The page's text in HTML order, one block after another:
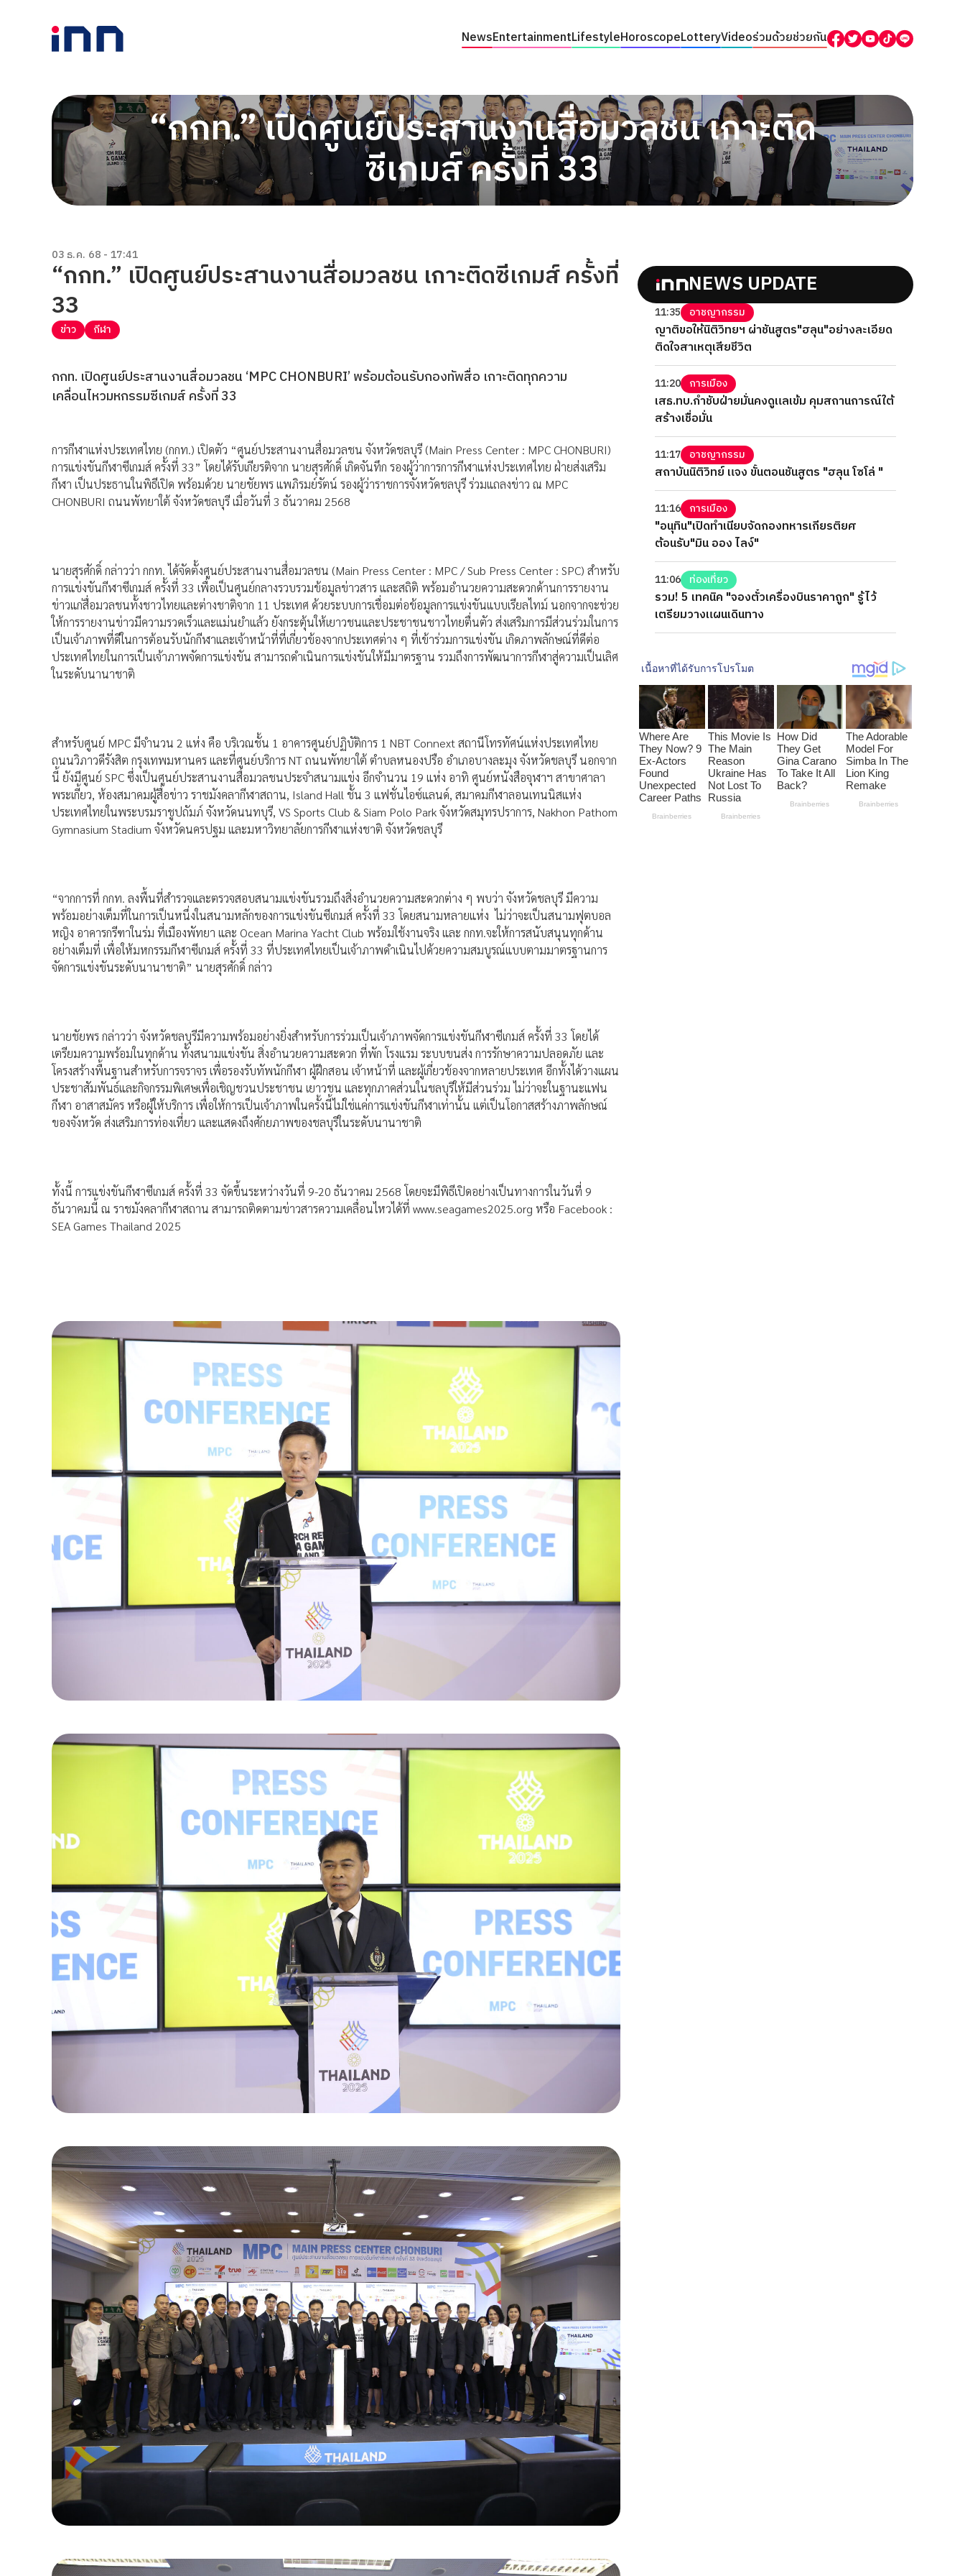
NewsEntertainmentLifestyleHoroscopeLotteryVideoร่วมด้วยช่วยกัน
“กกท.” เปิดศูนย์ประสานงานสื่อมวลชน เกาะติด
ซีเกมส์ ครั้งที่ 33
03 ธ.ค. 68 - 17:41
“กกท.” เปิดศูนย์ประสานงานสื่อมวลชน เกาะติดซีเกมส์ ครั้งที่
33
ข่าว กีฬา
กกท. เปิดศูนย์ประสานงานสื่อมวลชน ‘MPC CHONBURI’ พร้อมต้อนรับกองทัพสื่อ เกาะติดทุกความ
เคลื่อนไหวมหกรรมซีเกมส์ ครั้งที่ 33
การกีฬาแห่งประเทศไทย (กกท.) เปิดตัว “ศูนย์ประสานงานสื่อมวลชน จังหวัดชลบุรี (Main Press Center : MPC CHONBURI)
การแข่งขันกีฬาซีเกมส์ ครั้งที่ 33” โดยได้รับเกียรติจาก นายสุรศักดิ์ เกิดจันทึก รองผู้ว่าการการกีฬาแห่งประเทศไทย ฝ่ายส่งเสริม
กีฬา เป็นประธานในพิธีเปิด พร้อมด้วย นายชัยพร แพภิรมย์รัตน์ รองผู้ว่าราชการจังหวัดชลบุรี ร่วมแถลงข่าว ณ MPC
CHONBURI ถนนพัทยาใต้ จังหวัดชลบุรี เมื่อวันที่ 3 ธันวาคม 2568
นายสุรศักดิ์ กล่าวว่า กกท. ได้จัดตั้งศูนย์ประสานงานสื่อมวลชน (Main Press Center : MPC / Sub Press Center : SPC) สำหรับ
การแข่งขันกีฬาซีเกมส์ ครั้งที่ 33 เพื่อเป็นศูนย์กลางรวบรวมข้อมูลข่าวสาร และสถิติ พร้อมอำนวยความสะดวกด้านการรายงาน
ข่าวแก่สื่อมวลชนทั้งชาวไทยและต่างชาติจาก 11 ประเทศ ด้วยระบบการเชื่อมต่อข้อมูลการแข่งขันแบบเรียลไทม์ นอกจากจะช่วย
ให้การรายงานข่าวมีความรวดเร็วและแม่นยำแล้ว ยังกระตุ้นให้เยาวชนและประชาชนชาวไทยตื่นตัว ส่งเสริมการมีส่วนร่วมในการ
เป็นเจ้าภาพที่ดีในการต้อนรับนักกีฬาและเจ้าหน้าที่ที่เกี่ยวข้องจากประเทศต่าง ๆ ที่เข้าร่วมการแข่งขัน เกิดภาพลักษณ์ที่ดีต่อ
ประเทศไทยในการเป็นเจ้าภาพจัดการแข่งขัน สามารถดำเนินการแข่งขันให้มีมาตรฐาน รวมถึงการพัฒนาการกีฬาสู่ความเป็นเลิศ
ในระดับนานาชาติ
สำหรับศูนย์ MPC มีจำนวน 2 แห่ง คือ บริเวณชั้น 1 อาคารศูนย์ปฏิบัติการ 1 NBT Connext สถานีโทรทัศน์แห่งประเทศไทย
ถนนวิภาวดีรังสิต กรุงเทพมหานคร และที่ศูนย์บริการ NT ถนนพัทยาใต้ ตำบลหนองปรือ อำเภอบางละมุง จังหวัดชลบุรี นอกจาก
นี้ ยังมีศูนย์ SPC ซึ่งเป็นศูนย์ประสานงานสื่อมวลชนประจำสนามแข่ง อีกจำนวน 19 แห่ง อาทิ ศูนย์หนังสือจุฬาฯ สาขาศาลา
พระเกี้ยว, ห้องสมาคมผู้สื่อข่าว ราชมังคลากีฬาสถาน, Island Hall ชั้น 3 แฟชั่นไอซ์แลนด์, สมาคมกีฬาลอนเทนนิสแห่ง
ประเทศไทยในพระบรมราชูปถัมภ์ จังหวัดนนทบุรี, VS Sports Club & Siam Polo Park จังหวัดสมุทรปราการ, Nakhon Pathom
Gymnasium Stadium จังหวัดนครปฐม และมหาวิทยาลัยการกีฬาแห่งชาติ จังหวัดชลบุรี
“จากการที่ กกท. ลงพื้นที่สำรวจและตรวจสอบสนามแข่งขันรวมถึงสิ่งอำนวยความสะดวกต่าง ๆ พบว่า จังหวัดชลบุรี มีความ
พร้อมอย่างเต็มที่ในการเป็นหนึ่งในสนามหลักของการแข่งขันซีเกมส์ ครั้งที่ 33 โดยสนามหลายแห่ง ไม่ว่าจะเป็นสนามฟุตบอล
หญิง อาคารกรีฑาในร่ม ที่เมืองพัทยา และ Ocean Marina Yacht Club พร้อมใช้งานจริง และ กกท.จะให้การสนับสนุนทุกด้าน
อย่างเต็มที่ เพื่อให้มหกรรมกีฬาซีเกมส์ ครั้งที่ 33 ที่ประเทศไทยเป็นเจ้าภาพดำเนินไปด้วยความสมบูรณ์แบบตามมาตรฐานการ
จัดการแข่งขันระดับนานาชาติ” นายสุรศักดิ์ กล่าว
นายชัยพร กล่าวว่า จังหวัดชลบุรีมีความพร้อมอย่างยิ่งสำหรับการร่วมเป็นเจ้าภาพจัดการแข่งขันกีฬาซีเกมส์ ครั้งที่ 33 โดยได้
เตรียมความพร้อมในทุกด้าน ทั้งสนามแข่งขัน สิ่งอำนวยความสะดวก ที่พัก โรงแรม ระบบขนส่ง การรักษาความปลอดภัย และ
โครงสร้างพื้นฐานสำหรับการจราจร เพื่อรองรับทัพนักกีฬา ผู้ฝึกสอน เจ้าหน้าที่ และผู้เกี่ยวข้องจากหลายประเทศ อีกทั้งได้วางแผน
ประชาสัมพันธ์และกิจกรรมพิเศษเพื่อเชิญชวนประชาชน เยาวชน และทุกภาคส่วนในชลบุรีให้มีส่วนร่วม ไม่ว่าจะในฐานะแฟน
กีฬา อาสาสมัคร หรือผู้ให้บริการ เพื่อให้การเป็นเจ้าภาพในครั้งนี้ไม่ใช่แค่การแข่งขันกีฬาเท่านั้น แต่เป็นโอกาสสร้างภาพลักษณ์
ของจังหวัด ส่งเสริมการท่องเที่ยว และแสดงถึงศักยภาพของชลบุรีในระดับนานาชาติ
ทั้งนี้ การแข่งขันกีฬาซีเกมส์ ครั้งที่ 33 จัดขึ้นระหว่างวันที่ 9-20 ธันวาคม 2568 โดยจะมีพิธีเปิดอย่างเป็นทางการในวันที่ 9
ธันวาคมนี้ ณ ราชมังคลากีฬาสถาน สามารถติดตามข่าวสารความเคลื่อนไหวได้ที่ www.seagames2025.org หรือ Facebook :
SEA Games Thailand 2025
NEWS UPDATE
11:35 อาชญากรรม
ญาติขอให้นิติวิทยฯ ผ่าชันสูตร"ฮลุน"อย่างละเอียด
ติดใจสาเหตุเสียชีวิต
11:20 การเมือง
เสธ.ทบ.กำชับฝ่ายมั่นคงดูแลเข้ม คุมสถานการณ์ใต้
สร้างเชื่อมั่น
11:17 อาชญากรรม
สถาบันนิติวิทย์ แจง ขั้นตอนชันสูตร "ฮลุน โซโล่ "
11:16 การเมือง
"อนุทิน"เปิดทำเนียบจัดกองทหารเกียรติยศ
ต้อนรับ"มิน ออง ไลง์"
11:06 ท่องเที่ยว
รวม! 5 เทคนิค "จองตั๋วเครื่องบินราคาถูก" รู้ไว้
เตรียมวางแผนเดินทาง